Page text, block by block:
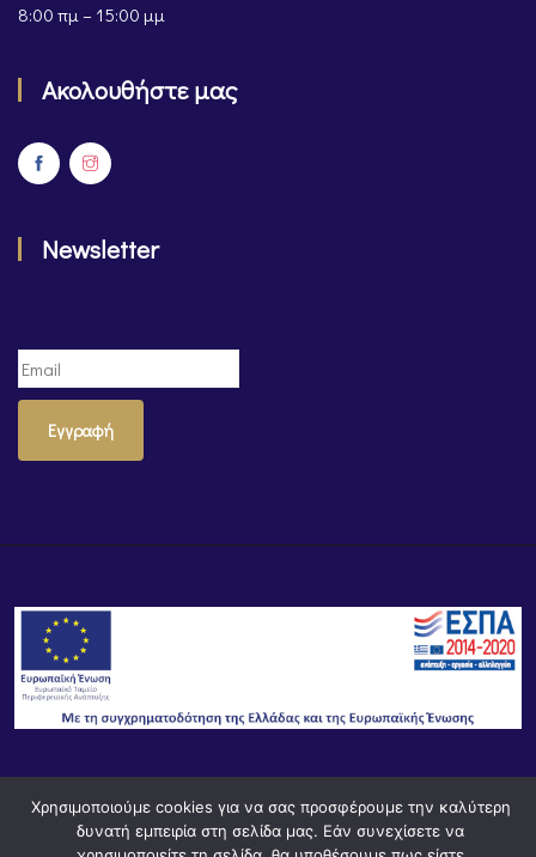
8:00 πμ – 15:00 μμ
Ακολουθήστε μας
Newsletter
Εγγραφή
© Powered by Knowledge AE
Χρησιμοποιούμε cookies για να σας προσφέρουμε την καλύτερη
δυνατή εμπειρία στη σελίδα μας. Εάν συνεχίσετε να